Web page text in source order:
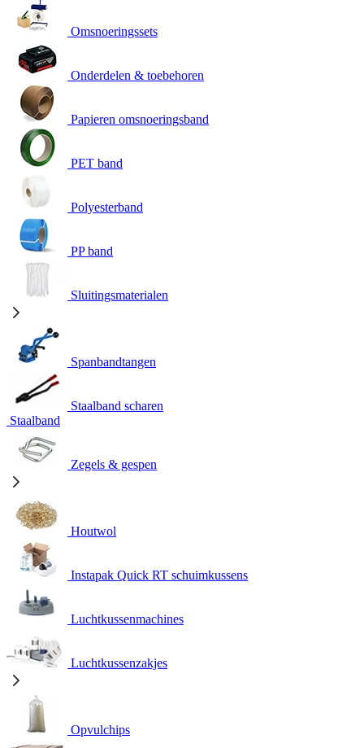
Omsnoeringssets
Onderdelen & toebehoren
Papieren omsnoeringsband
PET band
Polyesterband
PP band
Sluitingsmaterialen
Spanbandtangen
Staalband scharen
Staalband
Zegels & gespen
Houtwol
Instapak Quick RT schuimkussens
Luchtkussenmachines
Luchtkussenzakjes
Opvulchips